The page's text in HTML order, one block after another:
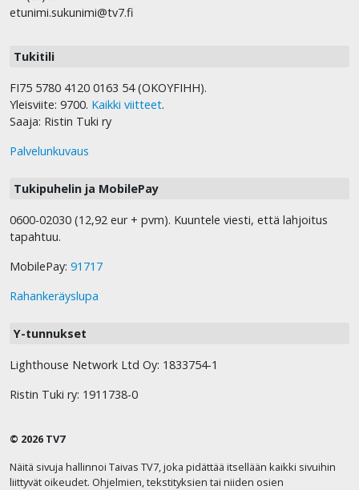
etunimi.sukunimi@tv7.fi
Tukitili
FI75 5780 4120 0163 54 (OKOYFIHH).
Yleisviite: 9700. Kaikki viitteet.
Saaja: Ristin Tuki ry
Palvelunkuvaus
Tukipuhelin ja MobilePay
0600-02030 (12,92 eur + pvm). Kuuntele viesti, että lahjoitus
tapahtuu.
MobilePay: 91717
Rahankeräyslupa
Y-tunnukset
Lighthouse Network Ltd Oy: 1833754-1
Ristin Tuki ry: 1911738-0
© 2026 TV7
Näitä sivuja hallinnoi Taivas TV7, joka pidättää itsellään kaikki sivuihin
liittyvät oikeudet. Ohjelmien, tekstityksien tai niiden osien